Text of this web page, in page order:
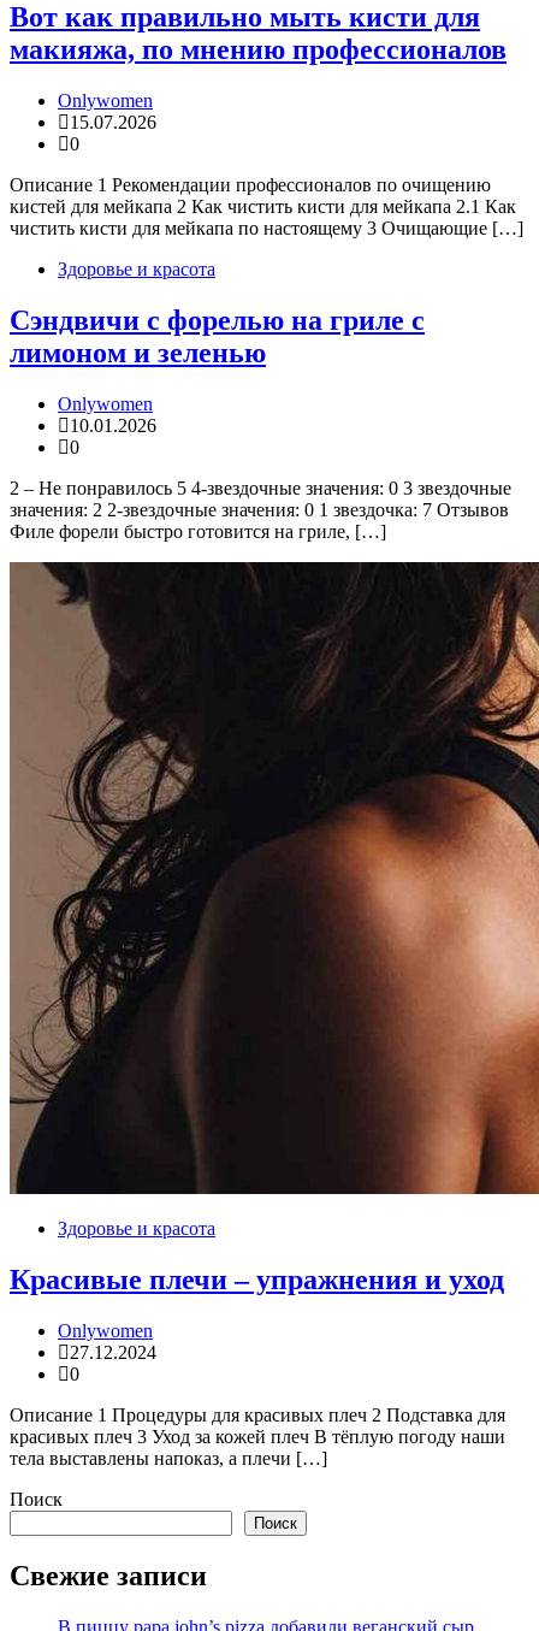
Вот как правильно мыть кисти для
макияжа, по мнению профессионалов
Onlywomen
15.07.2026
0
Описание 1 Рекомендации профессионалов по очищению
кистей для мейкапа 2 Как чистить кисти для мейкапа 2.1 Как
чистить кисти для мейкапа по настоящему 3 Очищающие […]
Здоровье и красота
Сэндвичи с форелью на гриле с
лимоном и зеленью
Onlywomen
10.01.2026
0
2 – Не понравилось 5 4-звездочные значения: 0 3 звездочные
значения: 2 2-звездочные значения: 0 1 звездочка: 7 Отзывов
Филе форели быстро готовится на гриле, […]
Здоровье и красота
Красивые плечи – упражнения и уход
Onlywomen
27.12.2024
0
Описание 1 Процедуры для красивых плеч 2 Подставка для
красивых плеч 3 Уход за кожей плеч В тёплую погоду наши
тела выставлены напоказ, а плечи […]
Поиск
Поиск
Свежие записи
В пиццу papa john’s pizza добавили веганский сыр